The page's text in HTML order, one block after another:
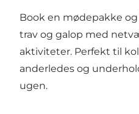
Book en mødepakke
trav og galop med
aktiviteter. Perfekt til
anderledes og
ugen.